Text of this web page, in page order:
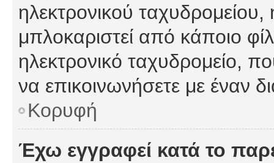
ηλεκτρονικού ταχυδρομείου,
μπλοκαριστεί από κάποιο
ηλεκτρονικό ταχυδρομείο,
να επικοινωνήσετε με έναν
Κορυφή
Έχω εγγραφεί κατά το